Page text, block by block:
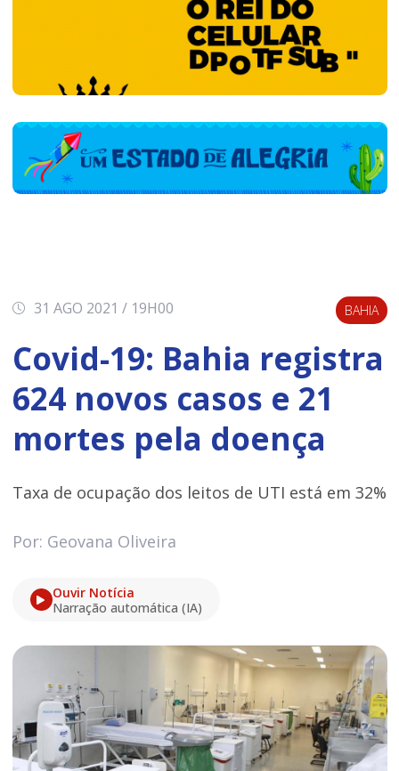
31 AGO 2021 / 19H00 BAHIA
Covid-19: Bahia registra
624 novos casos e 21
mortes pela doença
Taxa de ocupação dos leitos de UTI está em 32%
Por: Geovana Oliveira
Ouvir Notícia
Narração automática (IA)